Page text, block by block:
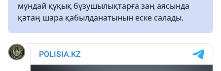
мұндай құқық бұзушылықтарға заң аясында
қатаң шара қабылданатынын еске салады.